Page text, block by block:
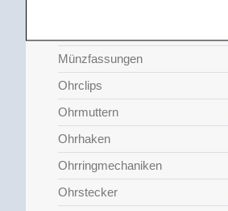
Münzfassungen
Ohrclips
Ohrmuttern
Ohrhaken
Ohrringmechaniken
Ohrstecker